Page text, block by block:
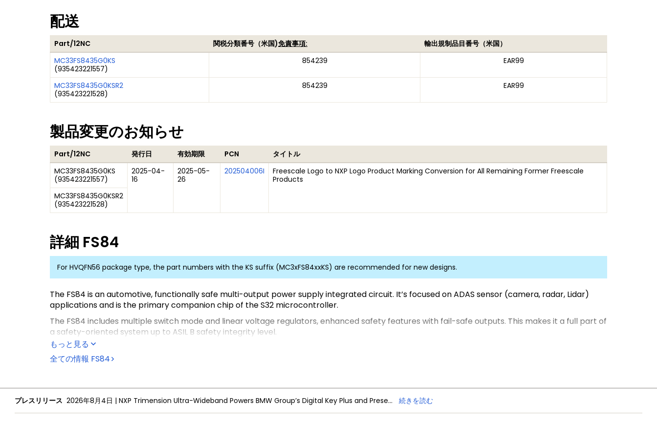
配送
Part/12NC 関税分類番号（米国)免責事項:
輸出規制品目番号（米国）
MC33FS8435G0KS
(935423221557)
854239 EAR99
MC33FS8435G0KSR2
(935423221528)
854239 EAR99
製品変更のお知らせ
Part/12NC 発行日 有効期限 PCN
タイトル
MC33FS8435G0KS
(935423221557)
2025-04-
16
2025-05-
26
202504006I
Freescale Logo to NXP Logo Product Marking Conversion for All Remaining Former Freescale
Products
MC33FS8435G0KSR2
(935423221528)
詳細 FS84
For HVQFN56 package type, the part numbers with the KS suffix (MC3xFS84xxKS) are recommended for new designs.
The FS84 is an automotive, functionally safe multi-output power supply integrated circuit. It’s focused on ADAS sensor (camera, radar, Lidar)
applications and is the primary companion chip of the S32 microcontroller.
The FS84 includes multiple switch mode and linear voltage regulators, enhanced safety features with fail-safe outputs. This makes it a full part of
a safety-oriented system up to ASIL B safety integrity level.
It is part of a complete family of devices offering scalability in power and safety FS84 and FS85, pin to pin and software compatible. It is
developed in compliance with the ISO 26262 standard and is qualified according to AEC-Q100 requirements.
もっと見る
全ての情報 FS84
プレスリリース 2026年8月4日 | NXP Trimension Ultra-Wideband Powers BMW Group’s Digital Key Plus and Presence Detection 続きを読む